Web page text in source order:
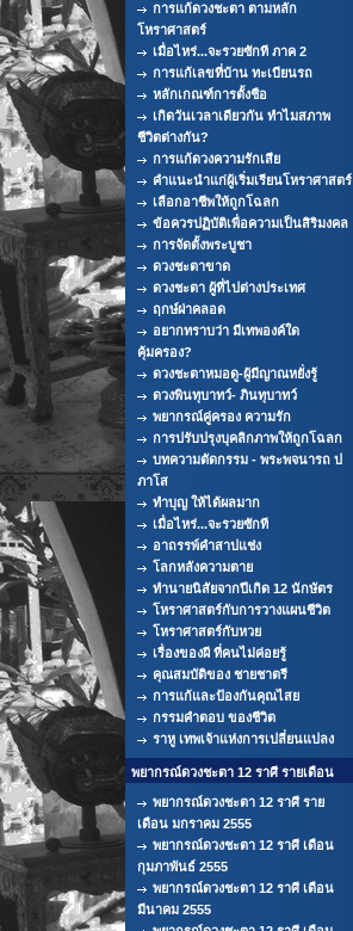
การแก้ดวงชะตา ตามหลัก
โหราศาสตร์
เมื่อไหร่...จะรวยซักที ภาค 2
การแก้เลขที่บ้าน ทะเบียนรถ
หลักเกณฑ์การตั้งชือ
เกิดวันเวลาเดียวกัน ทำไมสภาพ
ชีวิตต่างกัน?
การแก้ดวงความรักเสีย
คำแนะนำแก่ผู้เริ่มเรียนโหราศาสตร์
เลือกอาชีพให้ถูกโฉลก
ข้อควรปฏิบัติเพื่อความเป็นสิริมงคล
การจัดตั้งพระบูชา
ดวงชะตาขาด
ดวงชะตา ผู้ที่ไปต่างประเทศ
ฤกษ์ผ่าคลอด
อยากทราบว่า มีเทพองค์ใด
คุ้มครอง?
ดวงชะตาหมอดู-ผู้มีญาณหยั่งรู้
ดวงพินทุบาทว์- ภินทุบาทว์
พยากรณ์คู่ครอง ความรัก
การปรับปรุงบุคลิกภาพให้ถูกโฉลก
บทความตัดกรรม - พระพจนารถ ป
ภาโส
ทำบุญ ให้ได้ผลมาก
เมื่อไหร่...จะรวยซักที
อาถรรพ์คำสาปแช่ง
โลกหลังความตาย
ทำนายนิสัยจากปีเกิด 12 นักษัตร
โหราศาสตร์กับการวางแผนชีวิต
โหราศาสตร์กับหวย
เรื่องของผี ที่คนไม่ค่อยรู้
คุณสมบัติของ ชายชาตรี
การแก้และป้องกันคุณไสย
กรรมคำตอบ ของชีวิต
ราหู เทพเจ้าแห่งการเปลี่ยนแปลง
พยากรณ์ดวงชะตา 12 ราศี รายเดือน
พยากรณ์ดวงชะตา 12 ราศี ราย
เดือน มกราคม 2555
พยากรณ์ดวงชะตา 12 ราศี เดือน
กุมภาพันธ์ 2555
พยากรณ์ดวงชะตา 12 ราศี เดือน
มีนาคม 2555